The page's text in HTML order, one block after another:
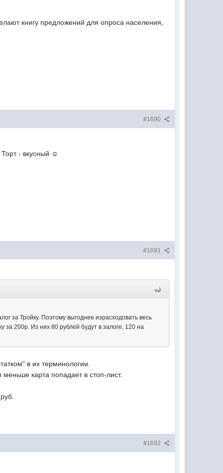
книгу предложений для опроса населения,
#1690
- вкусный ☺
#1691
за Тройку. Поэтому выгоднее израсходовать весь
за 200р. Из них 80 рублей будут в залоге, 120 на
в их терминологии.
карта попадает в стоп-лист.
#1692